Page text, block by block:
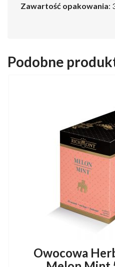
Zawartość opakowania:
Podobne
Owocowa